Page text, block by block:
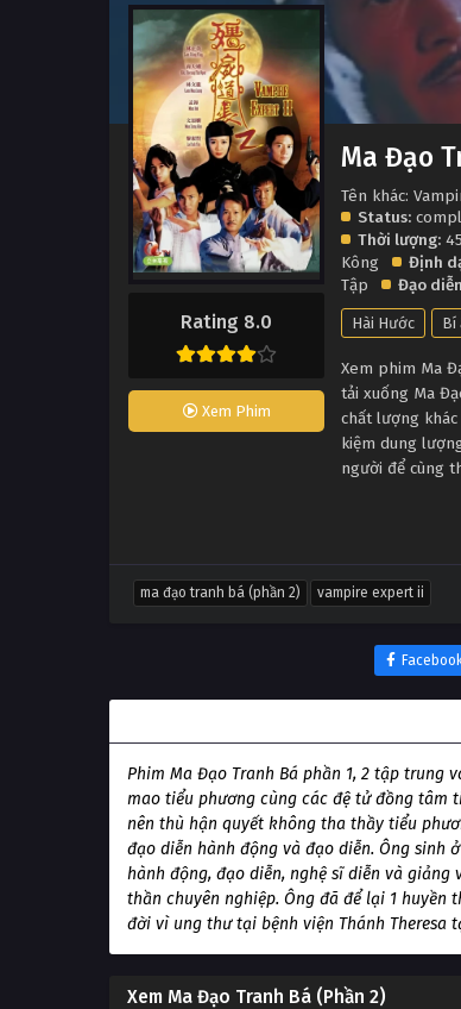
Rating 8.0
Xem Phim
Ma Đạo
Tên khác:
Status:
Thời lượng:
Kông
Định
Tập
Đạo
Hài Hước Bí
Xem phim Ma
tải xuống Ma
chất lượng
kiệm dung
người để cùng
ma đạo tranh bá (phần 2) vampire expert ii
Phim Ma Đạo Tranh Bá phần 1, 2 tập
mao tiểu phương cùng các đệ tử đồng tâm
nên thù hận quyết không tha thầy tiểu
đạo diễn hành động và đạo diễn. Ông sinh
hành động, đạo diễn, nghệ sĩ diễn và
thần chuyên nghiệp. Ông đã để lại 1 huyền
đời vì ung thư tại bệnh viện Thánh Theresa
Xem Ma Đạo Tranh Bá (Phần 2)